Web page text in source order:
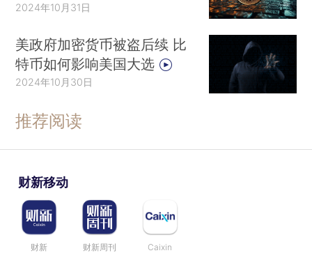
2024年10月31日
美政府加密货币被盗后续 比
特币如何影响美国大选
2024年10月30日
推荐阅读
财新移动
财新 财新周刊 Caixin